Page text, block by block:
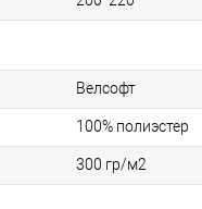
Велсофт
100% полиэстер
300 гр/м2